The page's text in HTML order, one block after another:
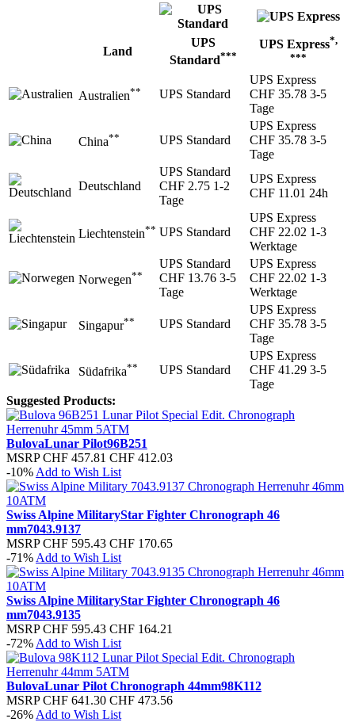
Land
UPS
Standard***
UPS Express*,
***
Australien** UPS Standard
UPS Express
CHF 35.78 3-5
Tage
China** UPS Standard
UPS Express
CHF 35.78 3-5
Tage
Deutschland
UPS Standard
CHF 2.75 1-2
Tage
UPS Express
CHF 11.01 24h
Liechtenstein** UPS Standard
UPS Express
CHF 22.02 1-3
Werktage
Norwegen**
UPS Standard
CHF 13.76 3-5
Tage
UPS Express
CHF 22.02 1-3
Werktage
Singapur** UPS Standard
UPS Express
CHF 35.78 3-5
Tage
Südafrika** UPS Standard
UPS Express
CHF 41.29 3-5
Tage
Suggested Products:
BulovaLunar Pilot96B251
MSRP CHF 457.81 CHF 412.03
-10% Add to Wish List
Swiss Alpine MilitaryStar Fighter Chronograph 46
mm7043.9137
MSRP CHF 595.43 CHF 170.65
-71% Add to Wish List
Swiss Alpine MilitaryStar Fighter Chronograph 46
mm7043.9135
MSRP CHF 595.43 CHF 164.21
-72% Add to Wish List
BulovaLunar Pilot Chronograph 44mm98K112
MSRP CHF 641.30 CHF 473.56
-26% Add to Wish List